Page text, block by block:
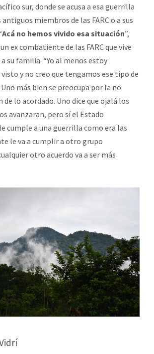
sur, donde se acusa a esa guerrilla
miembros de las FARC o a sus
Acá no hemos vivido esa situación”,
ex combatiente de las FARC que vive
su familia. “Yo al menos estoy
y no creo que tengamos ese tipo de
más bien se preocupa por la no
lo acordado. Uno dice que ojalá los
avanzaran, pero sí el Estado
cumple a una guerrilla como era las
le va a cumplir a otro grupo
otro acuerdo va a ser más